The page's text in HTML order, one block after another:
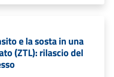
e la sosta in una
(ZTL): rilascio del